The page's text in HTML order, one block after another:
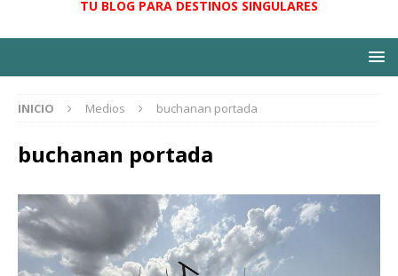
TU BLOG PARA DESTINOS SINGULARES
INICIO Medios buchanan portada
buchanan portada